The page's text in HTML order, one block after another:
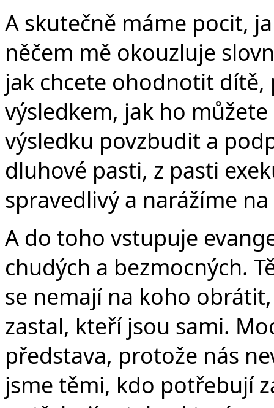
A skutečně máme pocit,
něčem mě okouzluje
jak chcete ohodnotit dítě,
výsledkem, jak ho
výsledku povzbudit a
dluhové pasti, z pasti
spravedlivý a narážíme
A do toho vstupuje
chudých a bezmocných.
se nemají na koho
zastal, kteří jsou sami.
představa, protože nás
jsme těmi, kdo potřebují